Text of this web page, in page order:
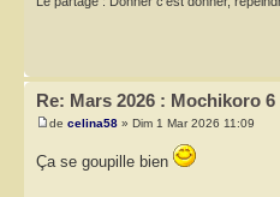
Re: Mars 2026 : Mochikoro 6
de celina58 » Dim 1 Mar 2026 11:09
Ça se goupille bien